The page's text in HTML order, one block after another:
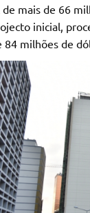
mais de 66
inicial,
84 milhões de